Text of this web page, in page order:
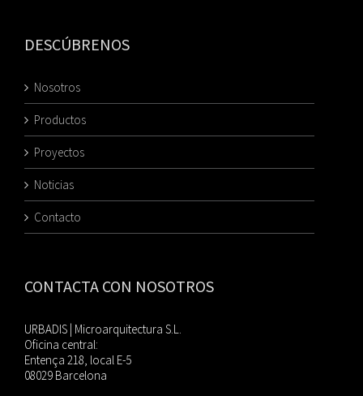
DESCÚBRENOS
Nosotros
Productos
Proyectos
Noticias
Contacto
CONTACTA CON NOSOTROS
URBADIS | Microarquitectura S.L.
Oficina central:
Entença 218, local E-5
08029 Barcelona